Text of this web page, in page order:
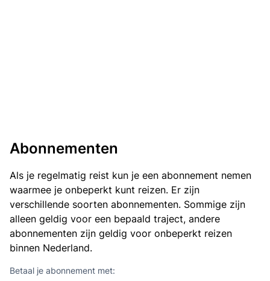
Abonnementen
Als je regelmatig reist kun je een abonnement nemen
waarmee je onbeperkt kunt reizen. Er zijn
verschillende soorten abonnementen. Sommige zijn
alleen geldig voor een bepaald traject, andere
abonnementen zijn geldig voor onbeperkt reizen
binnen Nederland.
Betaal je abonnement met: